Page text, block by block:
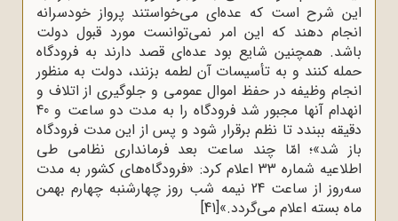
این‌ شرح‌ است‌ که‌ عده‌ای‌ می‌خواستند پرواز خودسرانه‌
انجام‌ دهند که‌ این‌ امر نمی‌توانست‌ مورد قبول‌ دولت‌
باشد. همچنین‌ شایع‌ بود عده‌ای‌ قصد دارند به‌ فرودگاه‌
حمله‌ کنند و به‌ تأسیسات‌ آن‌ لطمه‌ بزنند، دولت‌ به‌ منظور
انجام‌ وظیفه‌ در حفظ‌ اموال ‌عمومی‌ و جلوگیری‌ از اتلاف‌ و
انهدام‌ آنها مجبور شد فرودگاه‌ را به‌ مدت‌ دو ساعت‌ و 40
دقیقه‌ ببندد تا نظم‌ برقرار شود و پس‌ از این‌ مدت‌ فرودگاه‌
باز شد»؛ امّا چند ساعت‌ بعد فرمانداری‌ نظامی‌ طی‌
اطلاعیه‌‌ شماره‌‌ 33 اعلام‌ کرد: «فرودگاه‌های‌ کشور به‌ مدت‌
سه‌روز از ساعت‌ 24 نیمه‌ شب‌ روز چهارشنبه‌ چهارم‌ بهمن‌
ماه‌ بسته‌ اعلام‌ می‌گردد.»[41]